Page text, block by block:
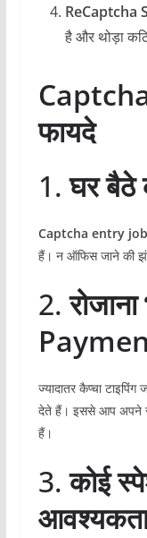
ReCaptcha
है और थोड़ा
फायदे
1.घर बैठे
Captcha entry job
हैं। न ऑफिस जाने की
2.
ज्यादातर कैप्चा
देते हैं। इससे आप अपने
हैं।
3.कोई